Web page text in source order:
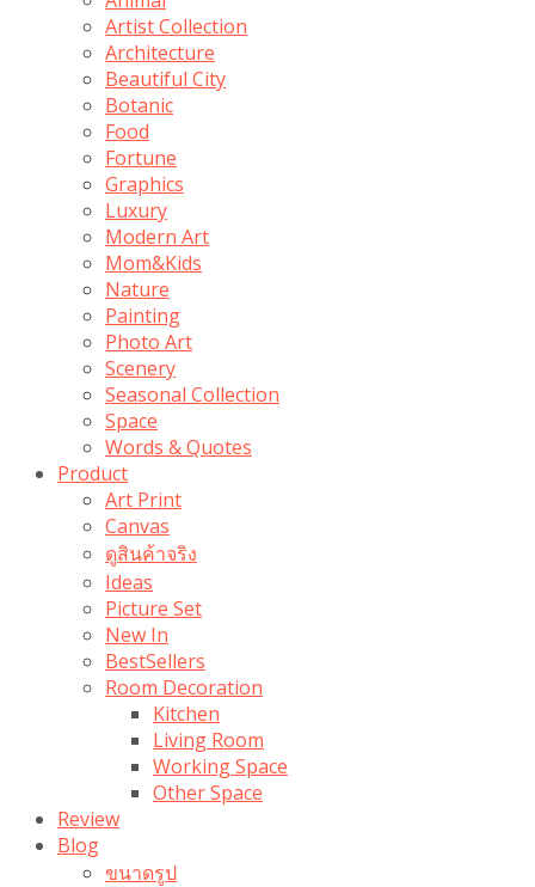
Artist Collection
Architecture
Beautiful City
Botanic
Food
Fortune
Graphics
Luxury
Modern Art
Mom&Kids
Nature
Painting
Photo Art
Scenery
Seasonal Collection
Space
Words & Quotes
Product
Art Print
Canvas
ดูสินค้าจริง
Ideas
Picture Set
New In
BestSellers
Room Decoration
Kitchen
Living Room
Working Space
Other Space
Review
Blog
ขนาดรูป